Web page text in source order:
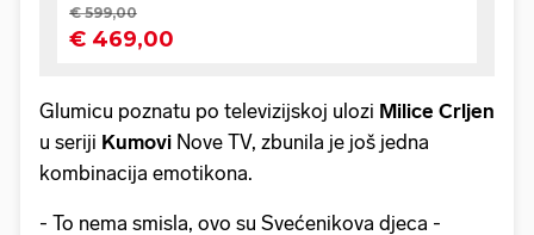
Glumicu poznatu po televizijskoj ulozi Milice Crljen
u seriji Kumovi Nove TV, zbunila je još jedna
kombinacija emotikona.
- To nema smisla, ovo su Svećenikova djeca -